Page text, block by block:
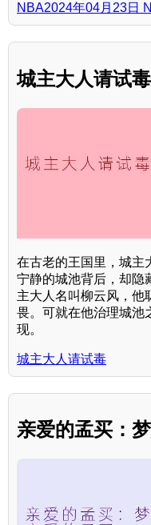
NBA2024年04月23日
城主大人请试
在古老的王国里，城主
宁静的城池背后，却隐
主大人名叫柳云风，他
畏。可就在他治理城池
现。
城主大人请试毒
亲爱的孟买：